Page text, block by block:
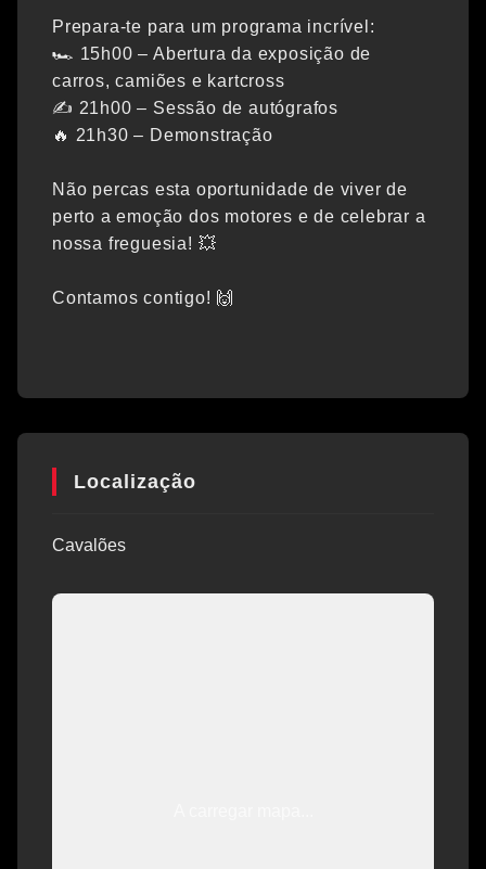
Prepara-te para um programa incrível:
🏎 15h00 – Abertura da exposição de
carros, camiões e kartcross
✍️ 21h00 – Sessão de autógrafos
🔥 21h30 – Demonstração
Não percas esta oportunidade de viver de
perto a emoção dos motores e de celebrar a
nossa freguesia! 💥
Contamos contigo! 🙌
Localização
Cavalões